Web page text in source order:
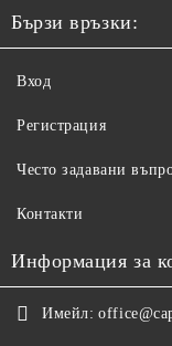
Бързи връзки:
Вход
Регистрация
Често задавани
Контакти
Информация за
Имейл: